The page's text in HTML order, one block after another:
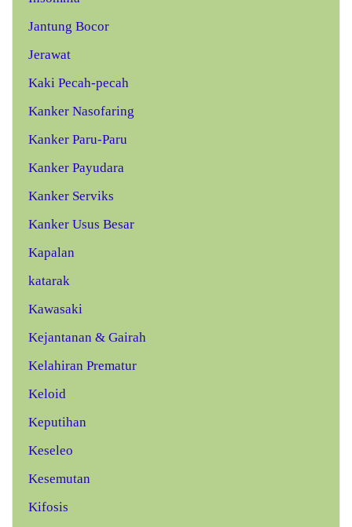
Jantung Bocor
Jerawat
Kaki Pecah-pecah
Kanker Nasofaring
Kanker Paru-Paru
Kanker Payudara
Kanker Serviks
Kanker Usus Besar
Kapalan
katarak
Kawasaki
Kejantanan & Gairah
Kelahiran Prematur
Keloid
Keputihan
Keseleo
Kesemutan
Kifosis